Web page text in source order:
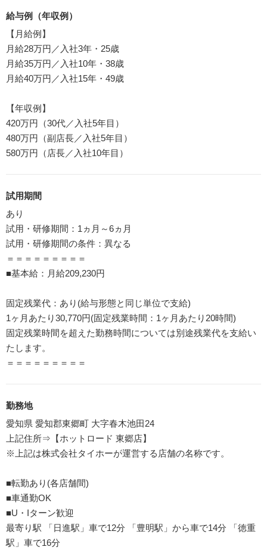
給与例（年収例）
【月給例】
月給28万円／入社3年・25歳
月給35万円／入社10年・38歳
月給40万円／入社15年・49歳
【年収例】
420万円（30代／入社5年目）
480万円（副店長／入社5年目）
580万円（店長／入社10年目）
試用期間
あり
試用・研修期間：1ヵ月～6ヵ月
試用・研修期間の条件：異なる
＝＝＝＝＝＝＝＝＝
■基本給：月給209,230円
固定残業代：あり(給与形態と同じ単位で支給)
1ヶ月あたり30,770円(固定残業時間：1ヶ月あたり20時間)
固定残業時間を超えた勤務時間については別途残業代を支給い
たします。
＝＝＝＝＝＝＝＝＝
勤務地
愛知県 愛知郡東郷町 大字春木池田24
上記住所⇒【ホットロード 東郷店】
※上記は株式会社タイホーが運営する店舗の名称です。
■転勤あり(各店舗間)
■車通勤OK
■U・Iターン歓迎
最寄り駅 「日進駅」車で12分 「豊明駅」から車で14分 「徳重
駅」車で16分